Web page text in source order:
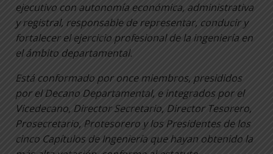
ejecutivo con autonomía económica, administrativa
y registral, responsable de representar, conducir y
fortalecer el ejercicio profesional de la ingeniería en
el ámbito departamental.
Está conformado por once miembros, presididos
por el Decano Departamental, e integrados por el
Vicedecano, Director Secretario, Director Tesorero,
Prosecretario, Protesorero y los Presidentes de los
cinco Capítulos de Ingeniería que hayan obtenido la